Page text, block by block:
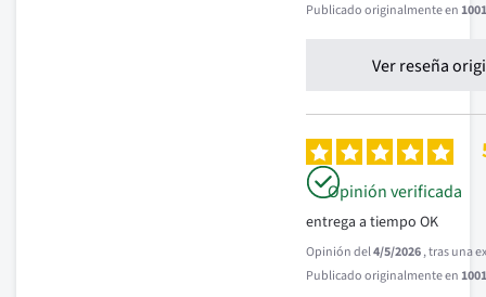
Publicado originalmente en
Ver reseña
Opinión verificada
entrega a tiempo OK
Opinión del4/5/2026, tras una
Publicado originalmente en